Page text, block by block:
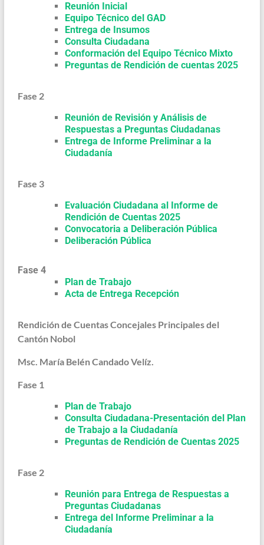
Reunión Inicial
Equipo Técnico del GAD
Entrega de Insumos
Consulta Ciudadana
Conformación del Equipo Técnico Mixto
Preguntas de Rendición de cuentas 2025
Fase 2
Reunión de Revisión y Análisis de
Respuestas a Preguntas Ciudadanas
Entrega de Informe Preliminar a la
Ciudadanía
Fase 3
Evaluación Ciudadana al Informe de
Rendición de Cuentas 2025
Convocatoria a Deliberación Pública
Deliberación Pública
Fase 4
Plan de Trabajo
Acta de Entrega Recepción
Rendición de Cuentas Concejales Principales del
Cantón Nobol
Msc. María Belén Candado Velíz.
Fase 1
Plan de Trabajo
Consulta Ciudadana-Presentación del Plan
de Trabajo a la Ciudadanía
Preguntas de Rendición de Cuentas 2025
Fase 2
Reunión para Entrega de Respuestas a
Preguntas Ciudadanas
Entrega del Informe Preliminar a la
Ciudadanía